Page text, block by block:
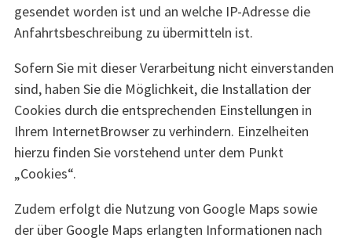
gesendet worden ist und an welche IP-Adresse die
Anfahrtsbeschreibung zu übermitteln ist.
Sofern Sie mit dieser Verarbeitung nicht einverstanden
sind, haben Sie die Möglichkeit, die Installation der
Cookies durch die entsprechenden Einstellungen in
Ihrem InternetBrowser zu verhindern. Einzelheiten
hierzu finden Sie vorstehend unter dem Punkt
„Cookies“.
Zudem erfolgt die Nutzung von Google Maps sowie
der über Google Maps erlangten Informationen nach